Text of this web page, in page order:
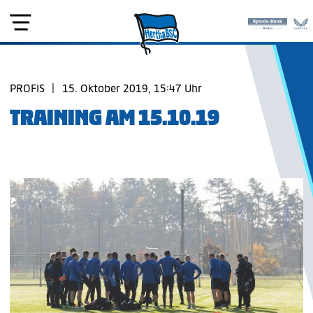
PROFIS 15. Oktober 2019, 15:47 Uhr
TRAINING AM 15.10.19